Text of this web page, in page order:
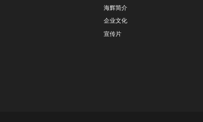
海辉简介
企业文化
宣传片